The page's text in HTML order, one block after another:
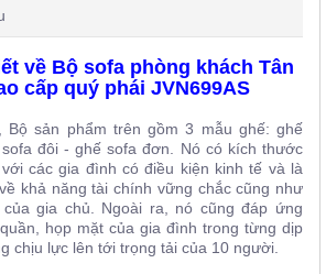
về Bộ sofa phòng khách Tân
cấp quý phái JVN699AS
Bộ sản phẩm trên gồm 3 mẫu ghế: ghế
đôi - ghế sofa đơn. Nó có kích thước
các gia đình có điều kiện kinh tế và là
khả năng tài chính vững chắc cũng như
gia chủ. Ngoài ra, nó cũng đáp ứng
họp mặt của gia đình trong từng dịp
chịu lực lên tới trọng tải của 10 người.